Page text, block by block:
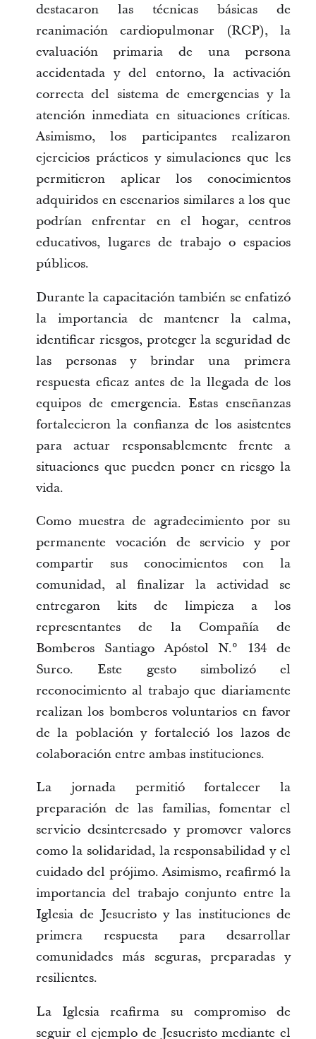
destacaron las técnicas básicas de
reanimación cardiopulmonar (RCP), la
evaluación primaria de una persona
accidentada y del entorno, la activación
correcta del sistema de emergencias y la
atención inmediata en situaciones críticas.
Asimismo, los participantes realizaron
ejercicios prácticos y simulaciones que les
permitieron aplicar los conocimientos
adquiridos en escenarios similares a los que
podrían enfrentar en el hogar, centros
educativos, lugares de trabajo o espacios
públicos.
Durante la capacitación también se enfatizó
la importancia de mantener la calma,
identificar riesgos, proteger la seguridad de
las personas y brindar una primera
respuesta eficaz antes de la llegada de los
equipos de emergencia. Estas enseñanzas
fortalecieron la confianza de los asistentes
para actuar responsablemente frente a
situaciones que pueden poner en riesgo la
vida.
Como muestra de agradecimiento por su
permanente vocación de servicio y por
compartir sus conocimientos con la
comunidad, al finalizar la actividad se
entregaron kits de limpieza a los
representantes de la Compañía de
Bomberos Santiago Apóstol N.° 134 de
Surco. Este gesto simbolizó el
reconocimiento al trabajo que diariamente
realizan los bomberos voluntarios en favor
de la población y fortaleció los lazos de
colaboración entre ambas instituciones.
La jornada permitió fortalecer la
preparación de las familias, fomentar el
servicio desinteresado y promover valores
como la solidaridad, la responsabilidad y el
cuidado del prójimo. Asimismo, reafirmó la
importancia del trabajo conjunto entre la
Iglesia de Jesucristo y las instituciones de
primera respuesta para desarrollar
comunidades más seguras, preparadas y
resilientes.
La Iglesia reafirma su compromiso de
seguir el ejemplo de Jesucristo mediante el